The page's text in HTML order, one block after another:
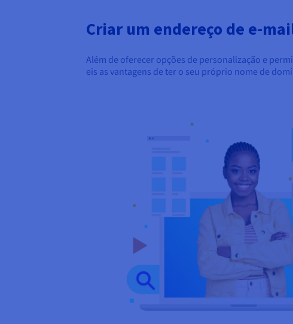
Criar um endereço de e-
Além de oferecer opções de personalização e
eis as vantagens de ter o seu próprio nome de